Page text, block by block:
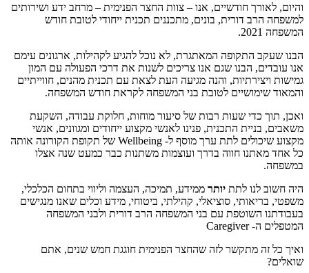
והיום, לאורך חודשיים, אנו – צוות החצר הפנימית – מרחב ידע ושירותים
למשפחה הרב דורית, בונים, מתכננים תכנית ייחודי לטובת חודש
המשפחה 2021.
הבנו שעקב התקופה המאתגרת, לא נוכל להגיע לקהילות, ארגונים עימם
אנו עובדים, הבנו שגם אנו צריכים לשנות את דרכי הפעולה עם המון
גמישות ויצירתיות, והנה מגיעה העת לצאת עם תכנית מהנים, חווייתיים
והמאוד שימושיים לטובת בני המשפחה לקראת חודש המשפחה.
ואכן, תוך כדי שעות רבות של סיעור מוחות, חלוקת עבודה, השקעת
משאבים, בניית התכנית, פנינו לאנשי מקצוע ייחודים ומגוונים, אנשי
מקצוע שיכולים לתת ערך מוסף ל- Wellbeing של תקופת הקורונה אותה
כל אחד מאתנו חווה בדרך ועוצמות משתנות כבר כמעט שנה אצלו
במשפחה.
היה חשוב לנו לתת יותר ממידע, תמיכה, העצמה וליווי בתחום הכלכלי,
משפטי, בריאותי, סוציאלי, קהילתי, ביטוחי, מידע וכלים שאנו מנגישים
בעבודתנו השוטפת עם בני המשפחה הרב דורית ולבני המשפחה
המטפלים ה- Caregiver
ואיך כל זה מתקשר לזה שהחצר הפנימית חוגגת חמש שנים, אתם
שואלים?